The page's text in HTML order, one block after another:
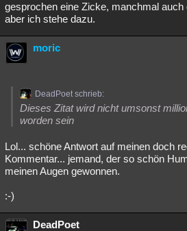
gesprochen eine Zicke, manchmal auch
aber ich stehe dazu.
moric
DeadPoet schrieb:
Dieses Zitat wird nicht umsonst
worden sein
Lol... schöne Antwort auf meinen doch
Kommentar... jemand, der so schön
meinen Augen gewonnen.
:-)
DeadPoet